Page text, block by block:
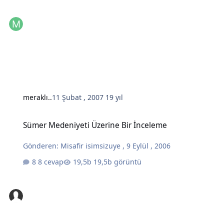
meraklı..11 Şubat , 2007 19 yıl
Sümer Medeniyeti Üzerine Bir İnceleme
Gönderen: Misafir isimsizuye ,9 Eylül , 2006
8 cevap
19,5b görüntü